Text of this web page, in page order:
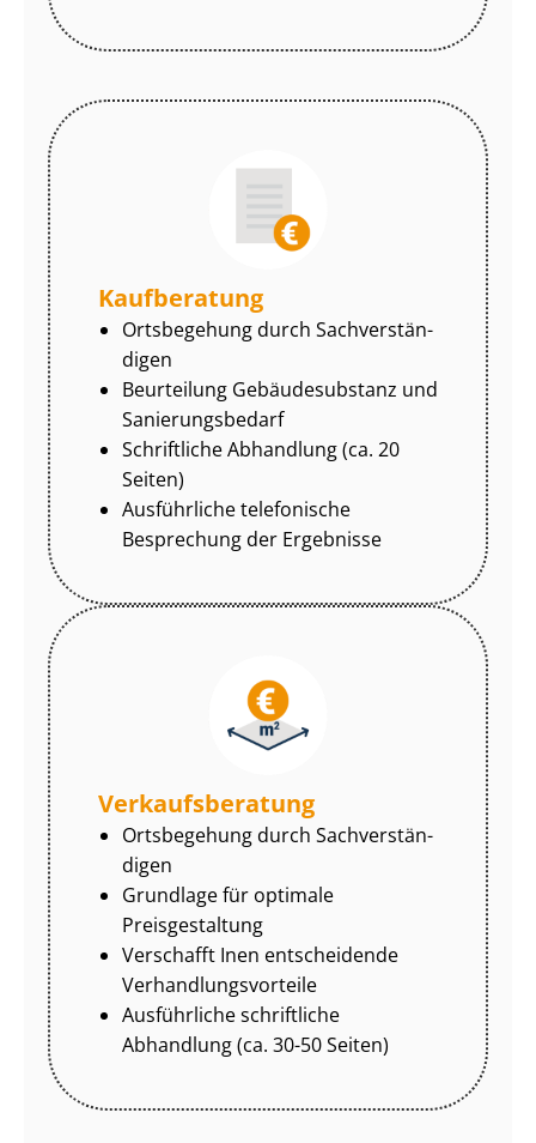
Kaufberatung
Ortsbegehung durch Sach­ver­stän­
di­gen
Beurteilung Gebäudesubstanz und
Sa­nie­rungs­be­darf
Schriftliche Abhandlung (ca. 20
Seiten)
Ausführliche telefonische
Besprechung der Ergebnisse
Ver­kaufs­be­ra­tung
Ortsbegehung durch Sach­ver­stän­
di­gen
Grundlage für optimale
Preisgestaltung
Verschafft Inen entscheidende
Ver­hand­lungs­vor­tei­le
Ausführliche schriftliche
Abhandlung (ca. 30-50 Seiten)